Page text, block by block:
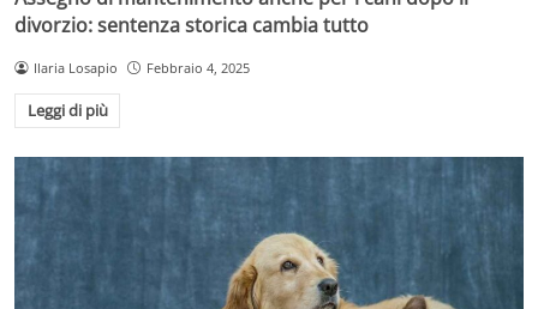
divorzio: sentenza storica cambia tutto
Ilaria Losapio Febbraio 4, 2025
Leggi di più